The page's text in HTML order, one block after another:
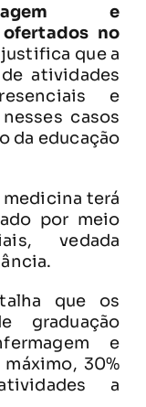
e
no
justifica que a
atividades
e
casos
da educação
medicina terá
por meio
vedada
que os
graduação
e
30%
a